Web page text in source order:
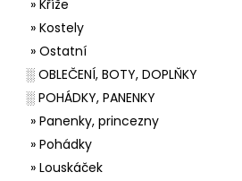
» Kříže
» Kostely
» Ostatní
░ OBLEČENÍ, BOTY, DOPLŇKY
░ POHÁDKY, PANENKY
» Panenky, princezny
» Pohádky
» Louskáček